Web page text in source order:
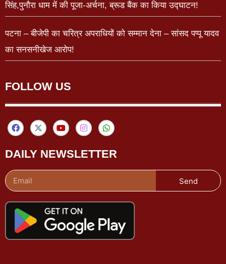
सिंह,पुनौरा धाम में की पूजा-अर्चना, ब्रूड बैंक का किया उद्घाटन!
पटना – बीजेपी का चरित्र अपराधियों को सम्मान देना – सांसद पप्पू यादव
का सनसनीखेज आरोप!
FOLLOW US
DAILY NEWSLETTER
Send